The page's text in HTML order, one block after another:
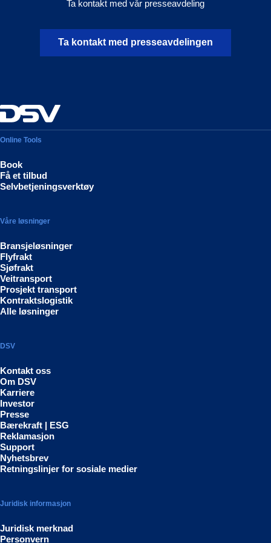
Ta kontakt med vår presseavdeling
Ta kontakt med presseavdelingen
Online Tools
Book
Få et tilbud
Selvbetjeningsverktøy
Våre løsninger
Bransjeløsninger
Flyfrakt
Sjøfrakt
Veitransport
Prosjekt transport
Kontraktslogistik
Alle løsninger
DSV
Kontakt oss
Om DSV
Karriere
Investor
Presse
Bærekraft | ESG
Reklamasjon
Support
Nyhetsbrev
Retningslinjer for sosiale medier
Juridisk informasjon
Juridisk merknad
Personvern